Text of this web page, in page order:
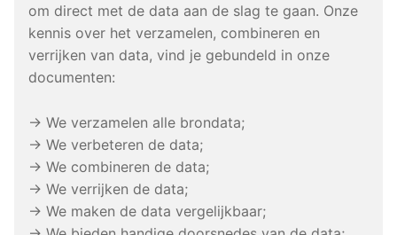
om direct met de data aan de slag te gaan. Onze
kennis over het verzamelen, combineren en
verrijken van data, vind je gebundeld in onze
documenten:
→ We verzamelen alle brondata;
→ We verbeteren de data;
→ We combineren de data;
→ We verrijken de data;
→ We maken de data vergelijkbaar;